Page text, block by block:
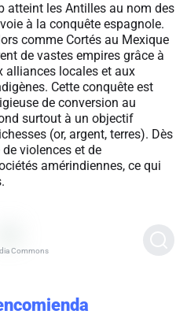
atteint les Antilles au nom des
à la conquête espagnole.
comme Cortés au Mexique
de vastes empires grâce à
alliances locales et aux
Cette conquête est
de conversion au
surtout à un objectif
(or, argent, terres). Dès
violences et de
amérindiennes, ce qui
Commons